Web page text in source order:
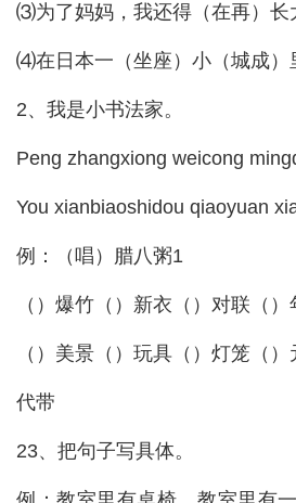
⑶为了妈妈，我还得（在再）长
⑷在日本一（坐座）小（城成）
2、我是小书法家。
Peng zhangxiong weicong
You xianbiaoshidou qiaoyuan
例：（唱）腊八粥1
（）爆竹（）新衣（）对联（）
（）美景（）玩具（）灯笼（）
代带
23、把句子写具体。